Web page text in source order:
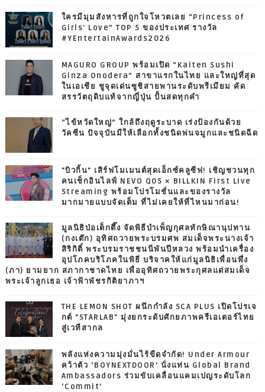
ใครมีมุมสังหารที่ถูกใจโหวตเลย “Princess of
Girls' Love” TOP 5 ของประเทศ รางวัล
#YEntertainAwards2026
MAGURO GROUP พร้อมเปิด “Kaiten Sushi
Ginza Onodera” สาขาแรกในไทย และใหญ่ที่สุด
ในเอเชีย ชูจุดเด่นซูชิสายพานระดับพรีเมียม คัด
สรรวัตถุดิบแท้จากญี่ปุ่น ปั้นสดทุกคำ
“ไข้หวัดใหญ่” ใกล้ถึงฤดูระบาด เร่งป้องกันด้วย
วัคซีน ปัจจุบันมีให้เลือกทั้งชนิดพ่นจมูกและชนิดฉีด
"บิวกิ้น" เสิร์ฟโมเมนต์สุดเอ็กซ์คลูซีฟ! เชิญชวนทุก
คนเช็กอินไลฟ์ NEVO Q05 × BILLKIN First Live
Streaming พร้อมโปรโมชั่นและของรางวัล
มากมายแบบจัดเต็ม ที่ไม่เคยให้ที่ไหนมาก่อน!
มูลนิธิป่อเต็กตึ๊ง จัดพิธีบำเพ็ญกุศลทักษิณานุปทาน
(กงเต๊ก) อุทิศถวายพระบรมศพ สมเด็จพระนางเจ้า
สิริกิติ์ พระบรมราชชนนีพันปีหลวง พร้อมนำเครื่อง
อุปโภคบริโภคในพิธี บริจาคให้แก่มูลนิธิเพื่อนพึ่ง
(ภา) ยามยาก สภากาชาดไทย เพื่ออุทิศถวายพระกุศลแด่สมเด็จ
พระเจ้าลูกเธอ เจ้าฟ้าพัชรกิติยาภาฯ
THE LEMON SHOT ผนึกกำลัง SCA PLUS เปิดโปรเจ
กต์ "STARLAB" มุ่งยกระดับศักยภาพครีเอเตอร์ไทย
สู่เวทีสากล
พลังแห่งความมุ่งมั่นไร้ขีดจำกัด! Under Armour
คว้าตัว ‘BOYNEXTDOOR’ นั่งแท่น Global Brand
Ambassadors ร่วมขับเคลื่อนแคมเปญระดับโลก
‘Commit’